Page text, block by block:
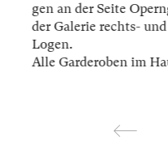
gen an der Sei­te
der Ga­le­rie rechts-
Lo­gen.
Alle Gar­der­oben im